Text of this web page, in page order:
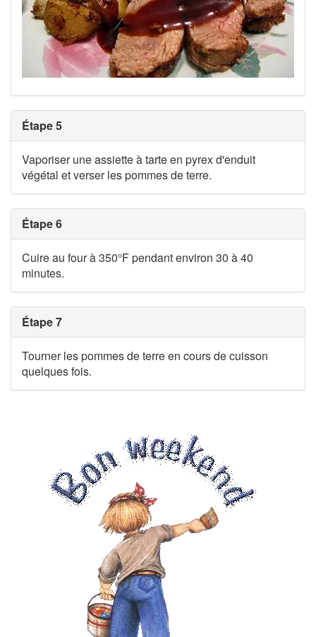
Étape 5
Vaporiser une assiette à tarte en pyrex d'enduit
végétal et verser les pommes de terre.
Étape 6
Cuire au four à 350°F pendant environ 30 à 40
minutes.
Étape 7
Tourner les pommes de terre en cours de cuisson
quelques fois.